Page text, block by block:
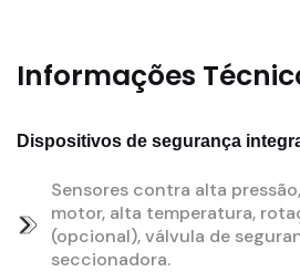
Informações
Dispositivos de segurança
Sensores contra alta
motor, alta temperatura,
(opcional), válvula de
seccionadora.